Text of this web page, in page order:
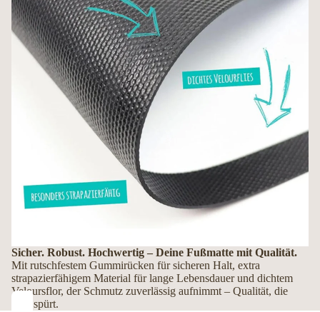
Sicher. Robust. Hochwertig – Deine Fußmatte mit Qualität.
Mit rutschfestem Gummirücken für sicheren Halt, extra
strapazierfähigem Material für lange Lebensdauer und dichtem
Veloursflor, der Schmutz zuverlässig aufnimmt – Qualität, die
man spürt.